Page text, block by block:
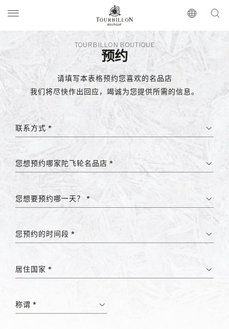
https://www.tourbillon.com/index.php/zh-hant
TOURBILLON BOUTIQUE
预约
请填写本表格预约您喜欢的名品店
我们将尽快作出回应，竭诚为您提供所需的信息。
联系方式 *
您想预约哪家陀飞轮名品店 *
您想要预约哪一天？ *
您预约的时间段 *
居住国家 *
称谓 *